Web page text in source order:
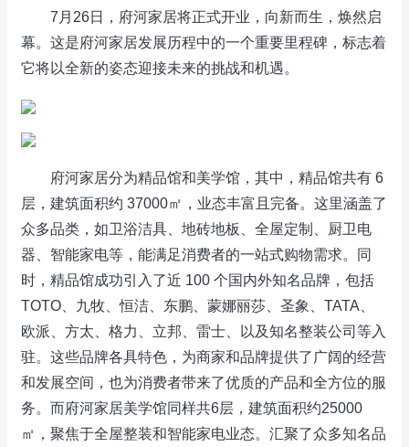
7月26日，府河家居将正式开业，向新而生，焕然启
幕。这是府河家居发展历程中的一个重要里程碑，标志着
它将以全新的姿态迎接未来的挑战和机遇。
府河家居分为精品馆和美学馆，其中，精品馆共有 6
层，建筑面积约 37000㎡，业态丰富且完备。这里涵盖了
众多品类，如卫浴洁具、地砖地板、全屋定制、厨卫电
器、智能家电等，能满足消费者的一站式购物需求。同
时，精品馆成功引入了近 100 个国内外知名品牌，包括
TOTO、九牧、恒洁、东鹏、蒙娜丽莎、圣象、TATA、
欧派、方太、格力、立邦、雷士、以及知名整装公司等入
驻。这些品牌各具特色，为商家和品牌提供了广阔的经营
和发展空间，也为消费者带来了优质的产品和全方位的服
务。而府河家居美学馆同样共6层，建筑面积约25000
㎡，聚焦于全屋整装和智能家电业态。汇聚了众多知名品